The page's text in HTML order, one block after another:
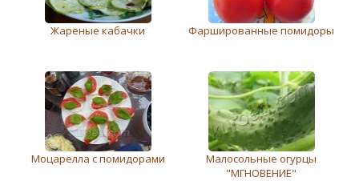
Жареные кабачки Фаршированные помидоры
Моцарелла с помидорами
Малосольные огурцы
"МГНОВЕНИЕ"